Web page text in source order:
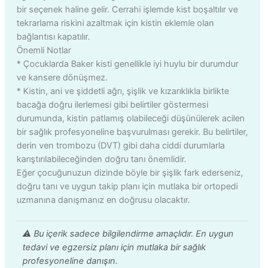
bir seçenek haline gelir. Cerrahi işlemde kist boşaltılır ve
tekrarlama riskini azaltmak için kistin eklemle olan
bağlantısı kapatılır.
Önemli Notlar
* Çocuklarda Baker kisti genellikle iyi huylu bir durumdur
ve kansere dönüşmez.
* Kistin, ani ve şiddetli ağrı, şişlik ve kızarıklıkla birlikte
bacağa doğru ilerlemesi gibi belirtiler göstermesi
durumunda, kistin patlamış olabileceği düşünülerek acilen
bir sağlık profesyoneline başvurulması gerekir. Bu belirtiler,
derin ven trombozu (DVT) gibi daha ciddi durumlarla
karıştırılabileceğinden doğru tanı önemlidir.
Eğer çocuğunuzun dizinde böyle bir şişlik fark ederseniz,
doğru tanı ve uygun takip planı için mutlaka bir ortopedi
uzmanına danışmanız en doğrusu olacaktır.
⚠️ Bu içerik sadece bilgilendirme amaçlıdır. En uygun
tedavi ve egzersiz planı için mutlaka bir sağlık
profesyoneline danışın.